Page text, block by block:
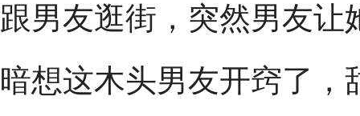
跟男友逛街，突然男友
暗想这木头男友开窍了